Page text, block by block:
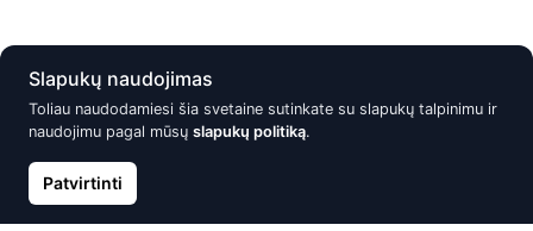
Išparduota
Slapukų naudojimas
Toliau naudodamiesi šia svetaine sutinkate su slapukų talpinimu ir
naudojimu pagal mūsų slapukų politiką.
Patvirtinti